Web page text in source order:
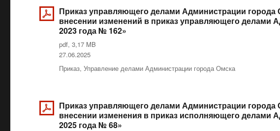
Приказ управляющего делами Администрации города
внесении изменений в приказ управляющего делами
2023 года № 162»
pdf, 3,17 MB
Опубликовано
27.06.2025
Рубрики
Приказ,Управление делами Администрации города Омска
Приказ управляющего делами Администрации города
внесении изменения в приказ исполняющего делами
2025 года № 68»